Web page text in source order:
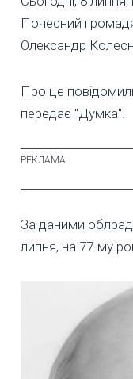
Почесний
Олександр
Про це
передає "Думка".
За даними
липня, на 77-му